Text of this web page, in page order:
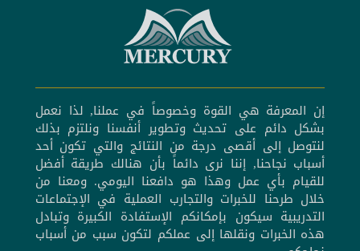
إن المعرفة هي القوة وخصوصاً في عملنا, لذا نعمل
بشكل دائم على تحديث وتطوير أنفسنا ونلتزم بذلك
لنتوصل إلى أقصى درجة من النتائج والتي تكون أحد
أسباب نجاحنا, إننا نرى دائماً بأن هنالك طريقة أفضل
للقيام بأي عمل وهذا هو دافعنا اليومي. ومعنا من
خلال طرحنا للخبرات والتجارب العملية في الإجتماعات
التدريبية سيكون بإمكانكم الإستفادة الكبيرة وتبادل
هذه الخبرات ونقلها إلى عملكم لتكون سبب من أسباب